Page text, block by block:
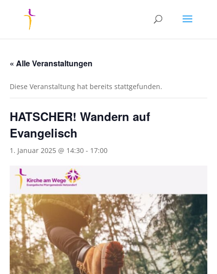
« Alle Veranstaltungen
Diese Veranstaltung hat bereits stattgefunden.
HATSCHER! Wandern auf
Evangelisch
1. Januar 2025 @ 14:30 - 17:00